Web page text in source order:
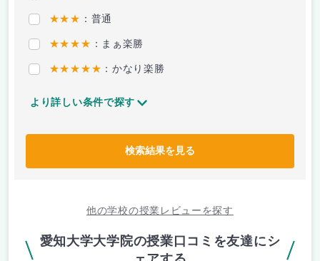
★★★ ：普通
★★★★ ：まぁ楽勝
★★★★★ ：かなり楽勝
より詳しい条件で探す
検索結果を見る
他の学校の授業レビューを探す
愛知大学大学院の授業口コミを友達にシ